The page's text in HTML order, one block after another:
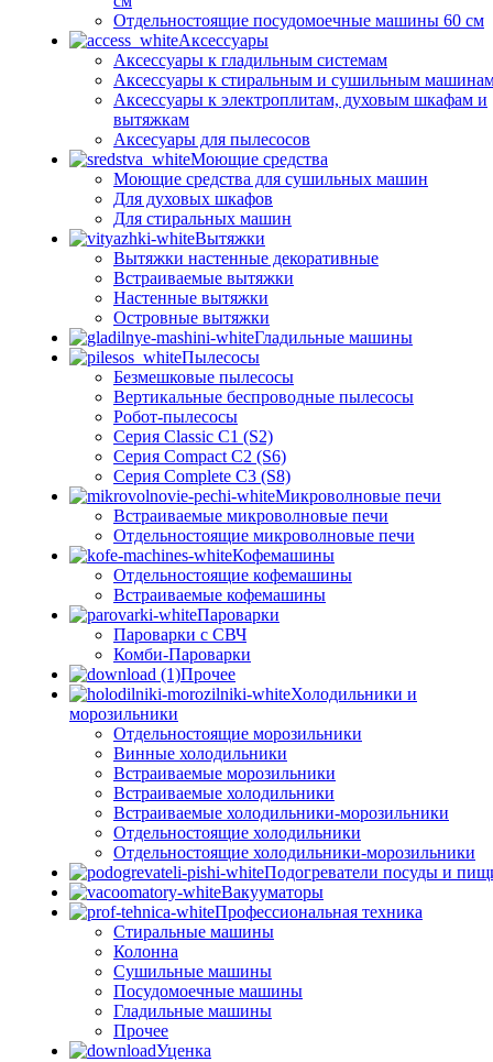
Отдельностоящие посудомоечные машины 60 см
Аксессуары
Аксессуары к гладильным системам
Аксессуары к стиральным и сушильным
Аксессуары к электроплитам, духовым шкафам и
вытяжкам
Аксесуары для пылесосов
Моющие средства
Моющие средства для сушильных машин
Для духовых шкафов
Для стиральных машин
Вытяжки
Вытяжки настенные декоративные
Встраиваемые вытяжки
Настенные вытяжки
Островные вытяжки
Гладильные машины
Пылесосы
Безмешковые пылесосы
Вертикальные беспроводные пылесосы
Робот-пылесосы
Серия Classic C1 (S2)
Серия Compact C2 (S6)
Серия Complete C3 (S8)
Микроволновые печи
Встраиваемые микроволновые печи
Отдельностоящие микроволновые печи
Кофемашины
Отдельностоящие кофемашины
Встраиваемые кофемашины
Пароварки
Пароварки с СВЧ
Комби-Пароварки
Прочее
Холодильники и
морозильники
Отдельностоящие морозильники
Винные холодильники
Встраиваемые морозильники
Встраиваемые холодильники
Встраиваемые холодильники-морозильники
Отдельностоящие холодильники
Отдельностоящие холодильники-морозильники
Подогреватели посуды и
Вакууматоры
Профессиональная техника
Стиральные машины
Колонна
Сушильные машины
Посудомоечные машины
Гладильные машины
Прочее
Уценка